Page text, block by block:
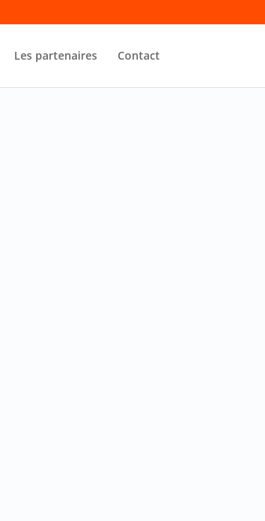
Les partenaires Contact